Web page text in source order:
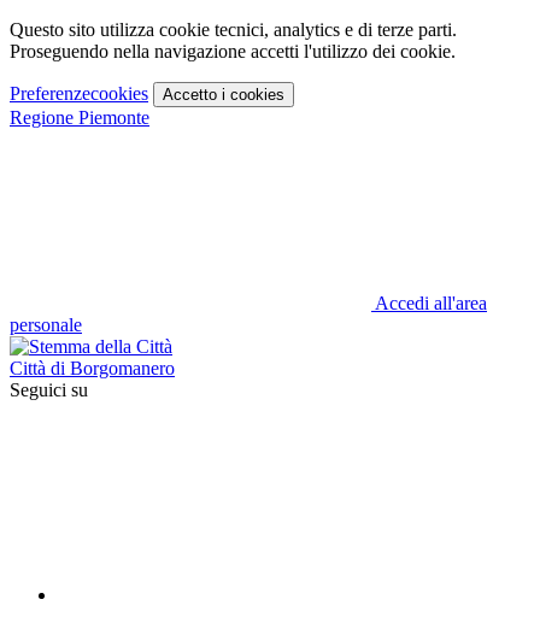
Questo sito utilizza cookie tecnici, analytics e di terze parti.
Proseguendo nella navigazione accetti l'utilizzo dei cookie.
Preferenzecookies Accetto i cookies
Regione Piemonte
Accedi all'area
personale
Città di Borgomanero
Seguici su